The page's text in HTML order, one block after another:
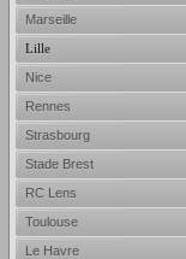
Marseille
Lille
Nice
Rennes
Strasbourg
Stade Brest
RC Lens
Toulouse
Le Havre